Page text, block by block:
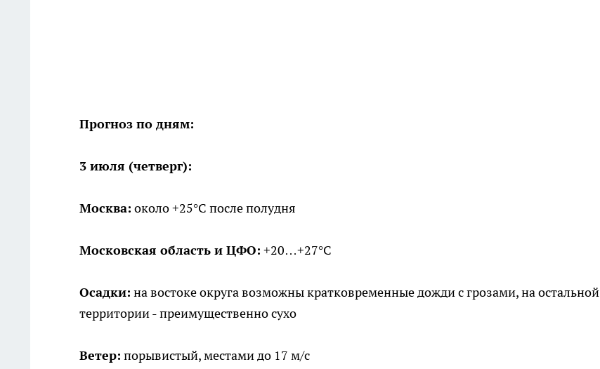
Прогноз по дням:
3 июля (четверг):
Москва: около +25°C после полудня
Московская область и ЦФО: +20…+27°C
Осадки: на востоке округа возможны кратковременные дожди с грозами, на остальной
территории - преимущественно сухо
Ветер: порывистый, местами до 17 м/с